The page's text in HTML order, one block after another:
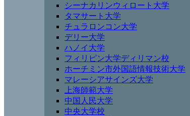
シーナカリンウィロート大学
タマサート大学
チュラロンコン大学
デリー大学
ハノイ大学
フィリピン大学ディリマン校
ホーチミン市外国語情報技術大学
マレーシアサインズ大学
上海師範大学
中国人民大学
中央大学校